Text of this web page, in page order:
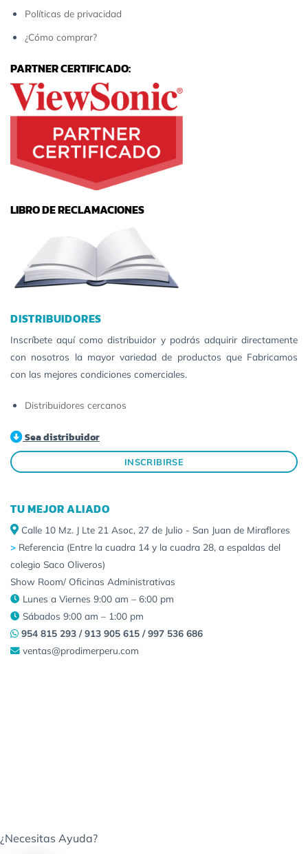
Políticas de privacidad
¿Cómo comprar?
PARTNER CERTIFICADO:
LIBRO DE RECLAMACIONES
DISTRIBUIDORES
Inscríbete aquí como distribuidor y podrás adquirir directamente
con nosotros la mayor variedad de productos que Fabricamos
con las mejores condiciones comerciales.
Distribuidores cercanos
Sea distribuidor
INSCRIBIRSE
TU MEJOR ALIADO
Calle 10 Mz. J Lte 21 Asoc, 27 de Julio - San Juan de Miraflores
> Referencia (Entre la cuadra 14 y la cuadra 28, a espaldas del
colegio Saco Oliveros)
Show Room/ Oficinas Administrativas
Lunes a Viernes 9:00 am – 6:00 pm
Sábados 9:00 am – 1:00 pm
954 815 293 / 913 905 615 / 997 536 686
ventas@prodimerperu.com
¿Necesitas Ayuda?